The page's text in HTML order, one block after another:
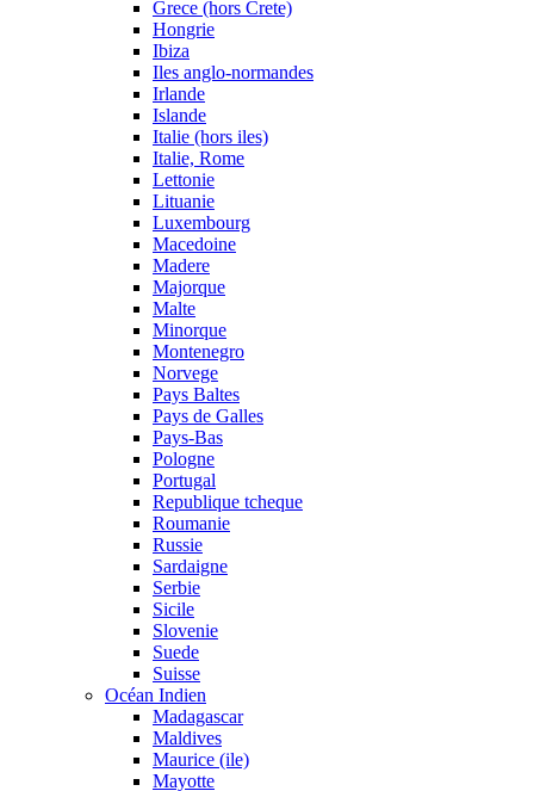
Grece (hors Crete)
Hongrie
Ibiza
Iles anglo-normandes
Irlande
Islande
Italie (hors iles)
Italie, Rome
Lettonie
Lituanie
Luxembourg
Macedoine
Madere
Majorque
Malte
Minorque
Montenegro
Norvege
Pays Baltes
Pays de Galles
Pays-Bas
Pologne
Portugal
Republique tcheque
Roumanie
Russie
Sardaigne
Serbie
Sicile
Slovenie
Suede
Suisse
Océan Indien
Madagascar
Maldives
Maurice (ile)
Mayotte